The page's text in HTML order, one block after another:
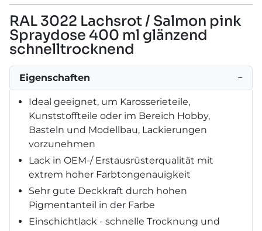
RAL 3022 Lachsrot / Salmon pink
Spraydose 400 ml glänzend
schnelltrocknend
Eigenschaften −
Ideal geeignet, um Karosserieteile,
Kunststoffteile oder im Bereich Hobby,
Basteln und Modellbau, Lackierungen
vorzunehmen
Lack in OEM-/ Erstausrüsterqualität mit
extrem hoher Farbtongenauigkeit
Sehr gute Deckkraft durch hohen
Pigmentanteil in der Farbe
Einschichtlack - schnelle Trocknung und